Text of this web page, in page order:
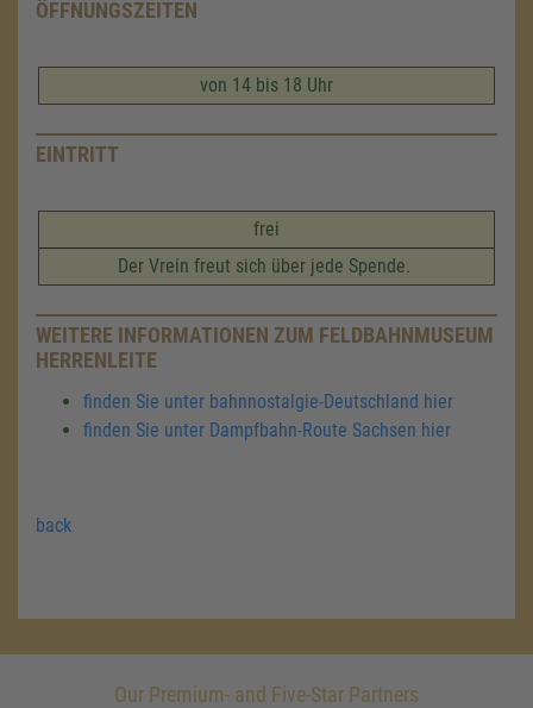
ÖFFNUNGSZEITEN
von 14 bis 18 Uhr
EINTRITT
frei
Der Vrein freut sich über jede Spende.
WEITERE INFORMATIONEN ZUM FELDBAHNMUSEUM
HERRENLEITE
finden Sie unter bahnnostalgie-Deutschland hier
finden Sie unter Dampfbahn-Route Sachsen hier
back
Our Premium- and Five-Star Partners